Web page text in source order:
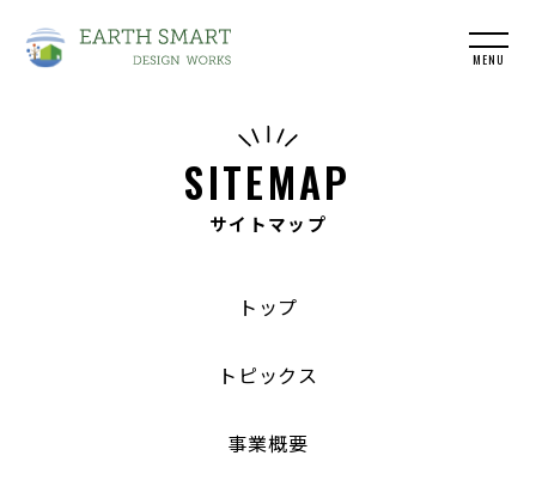
MENU
SITEMAP
サイトマップ
トップ
トピックス
事業概要